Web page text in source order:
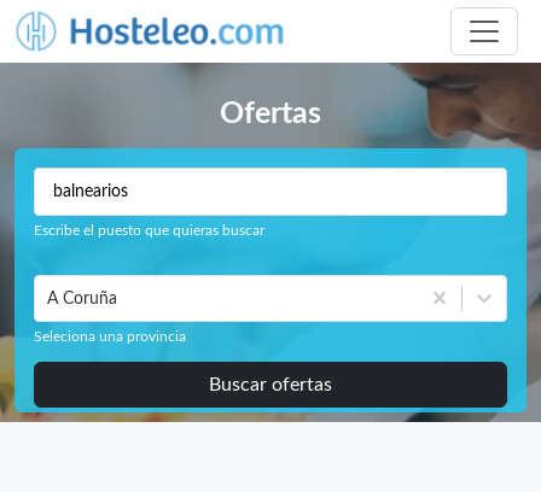
Ofertas
Escribe el puesto que quieras buscar
A Coruña
Seleciona una provincia
Buscar ofertas